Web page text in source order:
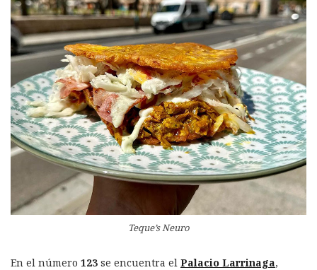
Teque’s Neuro
En el número 123 se encuentra el Palacio Larrinaga,